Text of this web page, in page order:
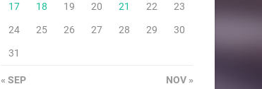
17 18 19 20 21 22 23
24 25 26 27 28 29 30
31
« SEP NOV »